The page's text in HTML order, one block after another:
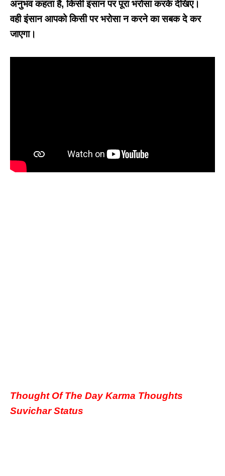
अनुभव कहता है, किसी इंसान पर पूरा भरोसा करके देखिए।
वही इंसान आपको किसी पर भरोसा न करने का सबक दे कर
जाएगा।
Thought Of The Day Karma Thoughts
Suvichar Status